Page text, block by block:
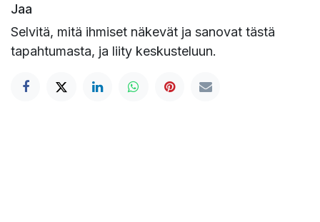
Jaa
Selvitä, mitä ihmiset näkevät ja sanovat tästä
tapahtumasta, ja liity keskusteluun.